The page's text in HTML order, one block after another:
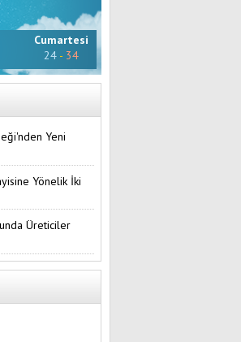
Cumartesi
24- 34
Yeni
Yönelik İki
Üreticiler